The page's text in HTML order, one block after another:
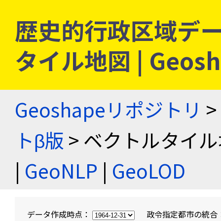
歴史的行政区域デ
タイル地図 |
Geoshapeリポジトリ >
トβ版 > ベクトルタイ
| GeoNLP | GeoLOD
データ作成時点： 政令指定都市の統